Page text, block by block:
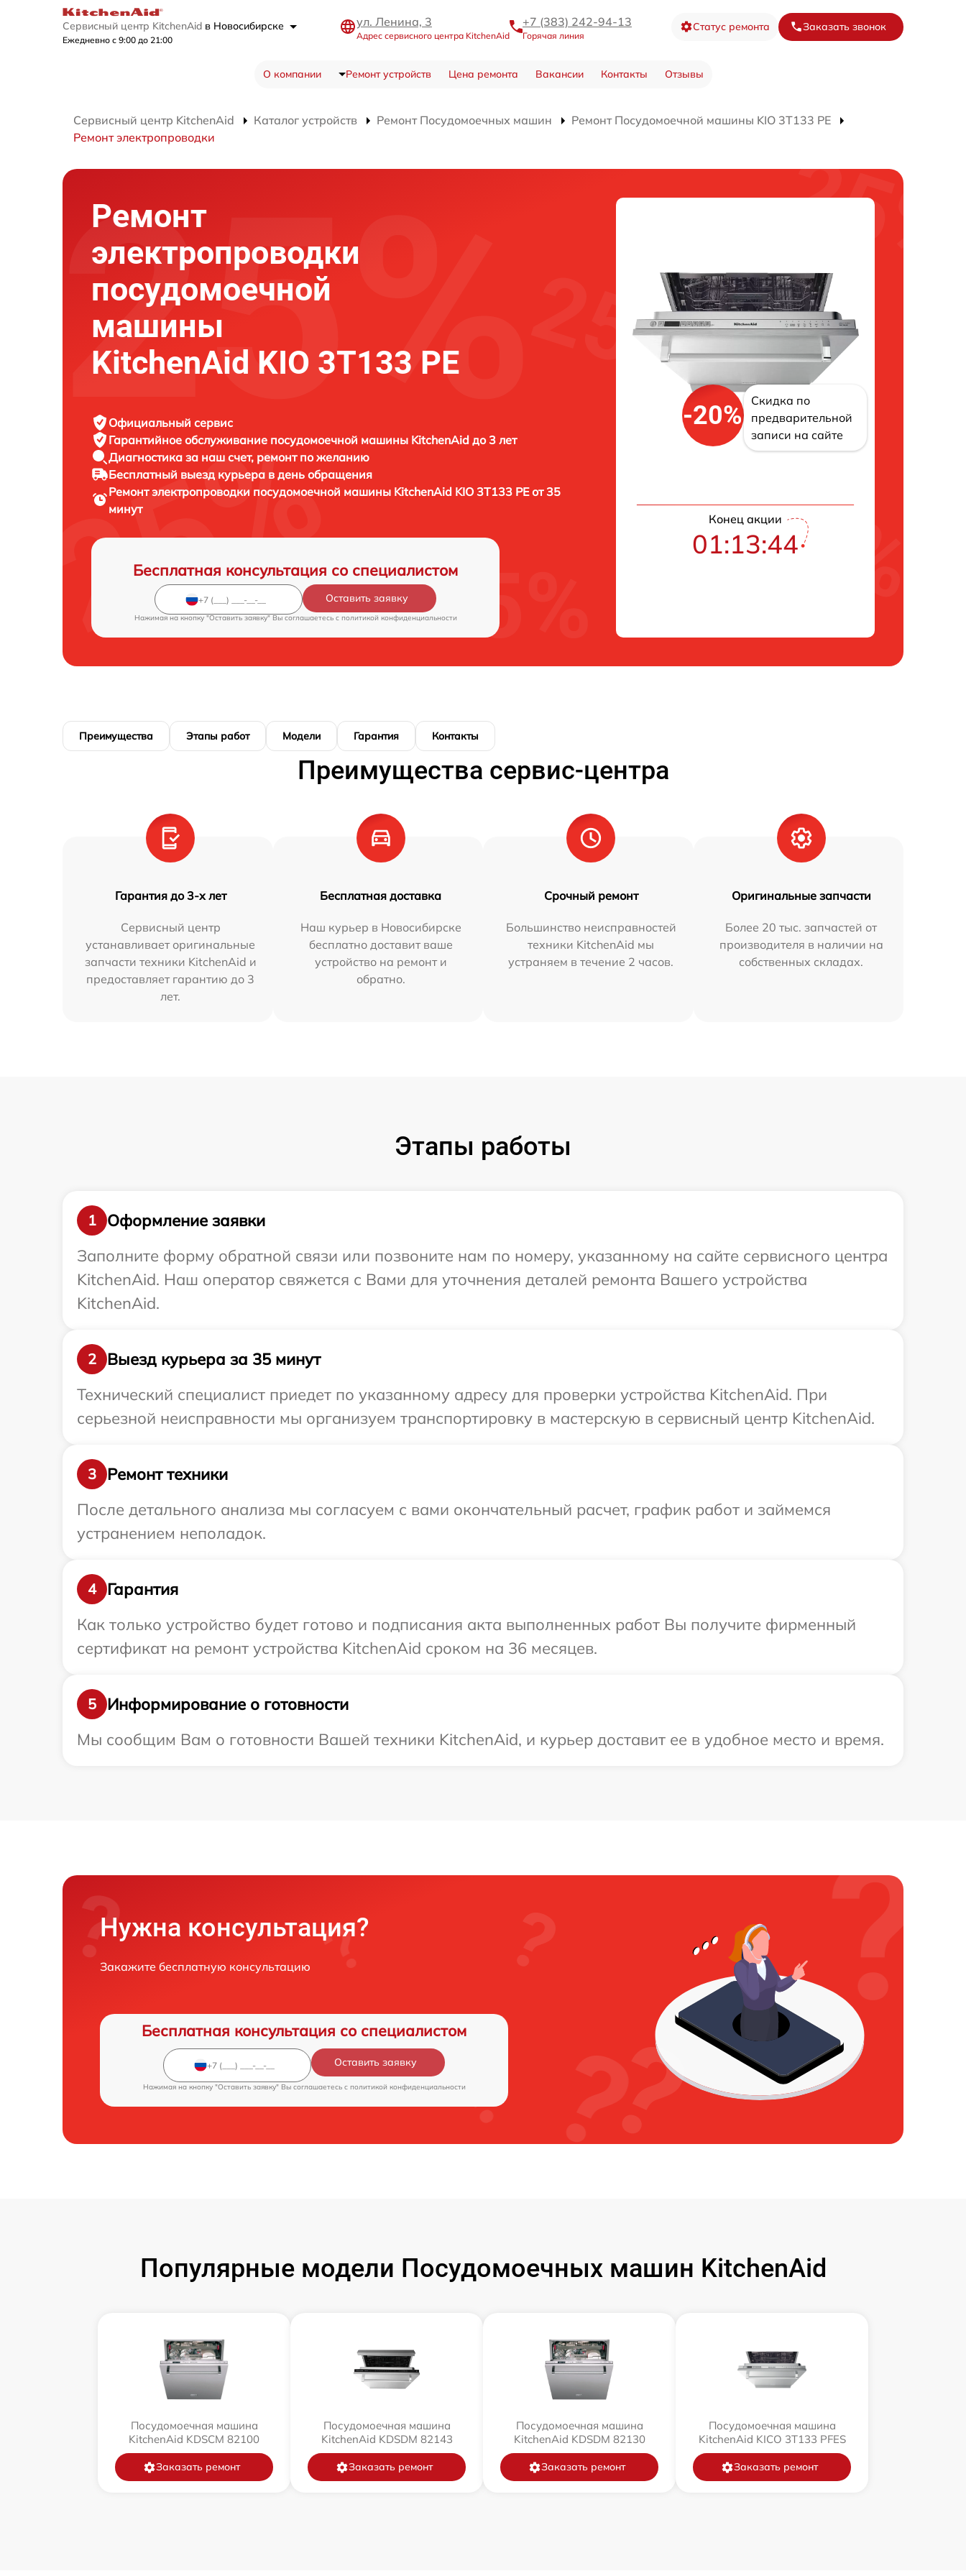
Сервисный центр KitchenAid в Новосибирске
Ежедневно с 9:00 до 21:00
ул. Ленина, 3
Адрес сервисного центра KitchenAid
+7 (383) 242-94-13
Горячая линия
Статус ремонта Заказать звонок
О компании Ремонт устройств Цена ремонта Вакансии Контакты Отзывы
Сервисный центр KitchenAid Каталог устройств Ремонт Посудомоечных машин
Ремонт Посудомоечной машины KIO 3T133 PE
Ремонт электропроводки
Ремонт
электропроводки
посудомоечной
машины
KitchenAid KIO 3T133 PE
Официальный сервис
Гарантийное обслуживание посудомоечной машины KitchenAid до 3 лет
Диагностика за наш счет, ремонт по желанию
Бесплатный выезд курьера в день обращения
Ремонт электропроводки посудомоечной машины KitchenAid KIO 3T133 PE от 35
минут
Бесплатная консультация со специалистом
Оставить заявку
Нажимая на кнопку "Оставить заявку" Вы соглашаетесь c политикой конфиденциальности
-20%
Скидка по
предварительной
записи на сайте
Конец акции
01:13:43
Преимущества Этапы работ Модели Гарантия Контакты
Преимущества сервис-центра
Гарантия до 3-х лет
Сервисный центр
устанавливает оригинальные
запчасти техники KitchenAid и
предоставляет гарантию до 3
лет.
Бесплатная доставка
Наш курьер в Новосибирске
бесплатно доставит ваше
устройство на ремонт и
обратно.
Срочный ремонт
Большинство неисправностей
техники KitchenAid мы
устраняем в течение 2 часов.
Оригинальные запчасти
Более 20 тыс. запчастей от
производителя в наличии на
собственных складах.
Этапы работы
1
Оформление заявки
Заполните форму обратной связи или позвоните нам по номеру, указанному на сайте сервисного центра
KitchenAid. Наш оператор свяжется с Вами для уточнения деталей ремонта Вашего устройства
KitchenAid.
2
Выезд курьера за 35 минут
Технический специалист приедет по указанному адресу для проверки устройства KitchenAid. При
серьезной неисправности мы организуем транспортировку в мастерскую в сервисный центр KitchenAid.
3
Ремонт техники
После детального анализа мы согласуем с вами окончательный расчет, график работ и займемся
устранением неполадок.
4
Гарантия
Как только устройство будет готово и подписания акта выполненных работ Вы получите фирменный
сертификат на ремонт устройства KitchenAid сроком на 36 месяцев.
5
Информирование о готовности
Мы сообщим Вам о готовности Вашей техники KitchenAid, и курьер доставит ее в удобное место и время.
Нужна консультация?
Закажите бесплатную консультацию
Бесплатная консультация со специалистом
Оставить заявку
Нажимая на кнопку "Оставить заявку" Вы соглашаетесь c политикой конфиденциальности
Популярные модели Посудомоечных машин KitchenAid
Посудомоечная машина
KitchenAid KDSCM 82100
Заказать ремонт
Посудомоечная машина
KitchenAid KDSDM 82143
Заказать ремонт
Посудомоечная машина
KitchenAid KDSDM 82130
Заказать ремонт
Посудомоечная машина
KitchenAid KICO 3T133 PFES
Заказать ремонт